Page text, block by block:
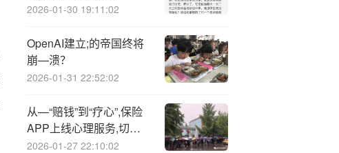
2026-01-30 19:11:02
OpenAI建立;的帝国终将
崩—溃？
2026-01-31 22:52:02
从—“赔钱”到“疗心”,保险
APP上线心理服务,切入
千亿情绪经济新蓝海
2026-01-27 22:10:02